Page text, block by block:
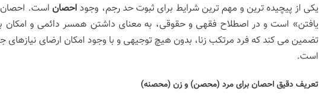
یکی از پیچیده ترین و مهم ترین شرایط برای ثبوت حد رجم، وجود احصان است.
یافتن» است و در اصطلاح فقهی و حقوقی، به معنای داشتن همسر دائمی و امکان
تضمین می کند که فرد مرتکب زنا، بدون هیچ توجیهی و با وجود امکان ارضای نیازهای
است.
تعریف دقیق احصان برای مرد (محصن) و زن (محصنه)